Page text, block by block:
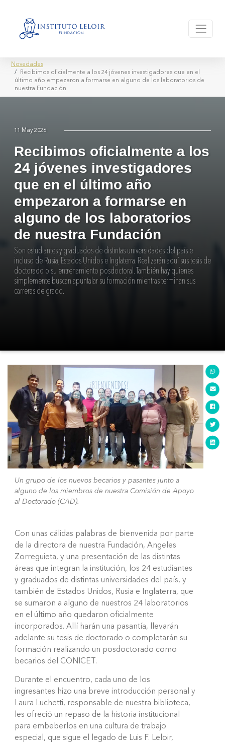
Novedades
Recibimos oficialmente a los 24 jóvenes investigadores que en el
último año empezaron a formarse en alguno de los laboratorios de
nuestra Fundación
11 May 2026
Recibimos oficialmente a los
24 jóvenes investigadores
que en el último año
empezaron a formarse en
alguno de los laboratorios
de nuestra Fundación
Son estudiantes y graduados de distintas universidades del país e
incluso de Rusia, Estados Unidos e Inglaterra. Realizarán aquí sus tesis de
doctorado o su entrenamiento posdoctoral. También hay quienes
simplemente buscan apuntalar su formación mientras terminan sus
carreras de grado.
Un grupo de los nuevos becarios y pasantes junto a
alguno de los miembros de nuestra Comisión de Apoyo
al Doctorado (CAD).
Con unas cálidas palabras de bienvenida por parte
de la directora de nuestra Fundación, Angeles
Zorreguieta, y una presentación de las distintas
áreas que integran la institución, los 24 estudiantes
y graduados de distintas universidades del país, y
también de Estados Unidos, Rusia e Inglaterra, que
se sumaron a alguno de nuestros 24 laboratorios
en el último año quedaron oficialmente
incorporados. Allí harán una pasantía, llevarán
adelante su tesis de doctorado o completarán su
formación realizando un posdoctorado como
becarios del CONICET.
Durante el encuentro, cada uno de los
ingresantes hizo una breve introducción personal y
Laura Luchetti, responsable de nuestra biblioteca,
les ofreció un repaso de la historia institucional
para embeberlos en una cultura de trabajo
especial, que sigue el legado de Luis F. Leloir,